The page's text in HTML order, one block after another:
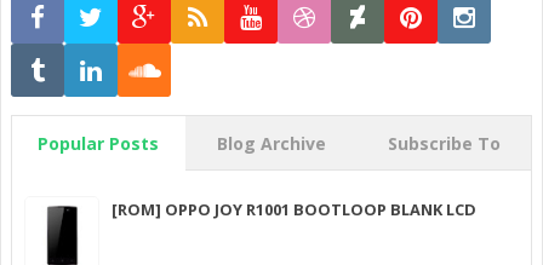
Popular Posts Blog Archive Subscribe To
[ROM] OPPO JOY R1001 BOOTLOOP BLANK LCD